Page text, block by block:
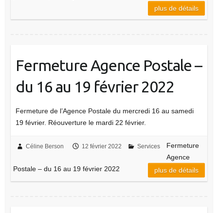
plus de détails
Fermeture Agence Postale –
du 16 au 19 février 2022
Fermeture de l’Agence Postale du mercredi 16 au samedi
19 février. Réouverture le mardi 22 février.
Céline Berson 12 février 2022 Services
Fermeture
Agence
Postale – du 16 au 19 février 2022
plus de détails